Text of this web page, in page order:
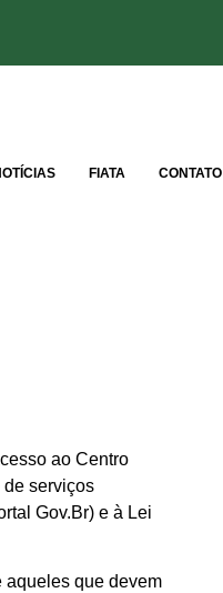
FIATA CONTATO
ao Centro
serviços
Gov.Br) e à Lei
aqueles que devem